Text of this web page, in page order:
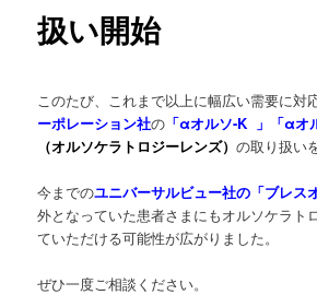
扱い開始
このたび、これまで以上に幅広い需要に対
ーポレーション社の 「αオルソ-K 」「αオ
（オルソケラトロジーレンズ）の取り扱い
今までのユニバーサルビュー社の「ブレス
外となっていた患者さまにもオルソケラト
ていただける可能性が広がりました。
ぜひ一度ご相談ください。